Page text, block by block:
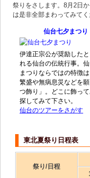
祭りをさします。8月2日
は是非全部まわってみて
仙台七夕まつり
伊達正宗公が奨励した
れる仙台の伝統行事。
まつりならではの特徴
繁盛や無病息災などを
つ飾り」。どこに飾っ
探してみて下さい。
仙台のツアーをさがす
東北夏祭り日程表
祭り/日程